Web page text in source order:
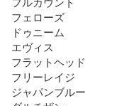
フェローズ
ドゥニーム
エヴィス
フラットヘッド
フリーレイジ
ジャパンブルー